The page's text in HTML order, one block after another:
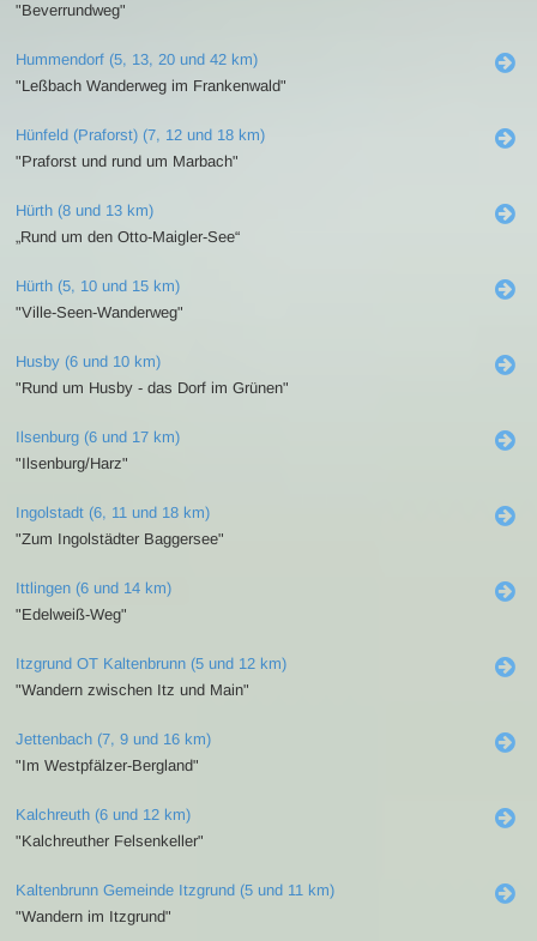
"Beverrundweg"
Hummendorf (5, 13, 20 und 42 km)
"Leßbach Wanderweg im Frankenwald"
Hünfeld (Praforst) (7, 12 und 18 km)
"Praforst und rund um Marbach"
Hürth (8 und 13 km)
„Rund um den Otto-Maigler-See“
Hürth (5, 10 und 15 km)
"Ville-Seen-Wanderweg"
Husby (6 und 10 km)
"Rund um Husby - das Dorf im Grünen"
Ilsenburg (6 und 17 km)
"Ilsenburg/Harz"
Ingolstadt (6, 11 und 18 km)
"Zum Ingolstädter Baggersee"
Ittlingen (6 und 14 km)
"Edelweiß-Weg"
Itzgrund OT Kaltenbrunn (5 und 12 km)
"Wandern zwischen Itz und Main"
Jettenbach (7, 9 und 16 km)
"Im Westpfälzer-Bergland"
Kalchreuth (6 und 12 km)
"Kalchreuther Felsenkeller"
Kaltenbrunn Gemeinde Itzgrund (5 und 11 km)
"Wandern im Itzgrund"